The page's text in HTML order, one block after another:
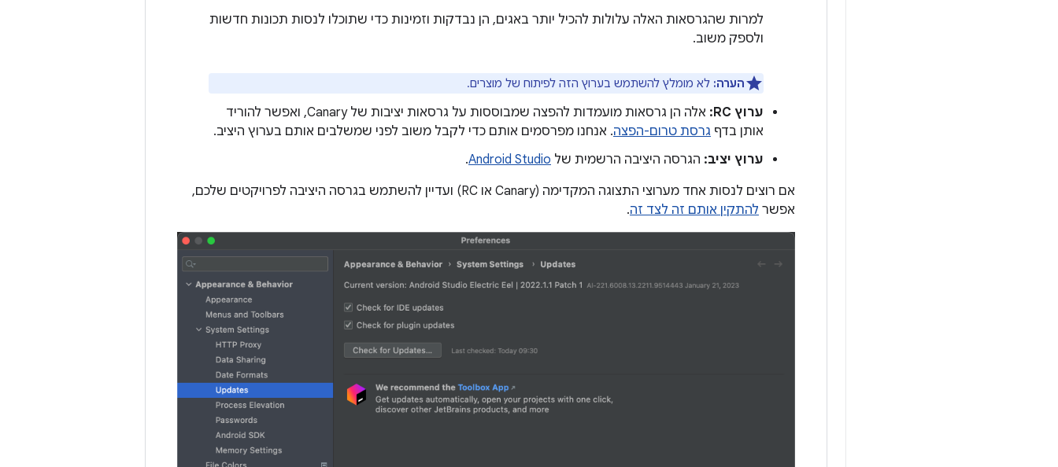
למרות שהגרסאות האלה עלולות להכיל יותר באגים, הן נבדקות וזמינות כדי שתוכלו לנסות תכונות חדשות
ולספק משוב.
הערה: לא מומלץ להשתמש בערוץ הזה לפיתוח של מוצרים.
ערוץ RC:
אלה הן גרסאות מועמדות להפצה שמבוססות על גרסאות יציבות של Canary, ואפשר להוריד
אותן בדף גרסת טרום-הפצה. אנחנו מפרסמים אותם כדי לקבל משוב לפני שמשלבים אותם בערוץ היציב.
ערוץ יציב: הגרסה היציבה הרשמית של Android Studio
.
אם רוצים לנסות אחד מערוצי התצוגה המקדימה (Canary או RC) ועדיין להשתמש בגרסה היציבה לפרויקטים שלכם,
אפשר להתקין אותם זה לצד זה.